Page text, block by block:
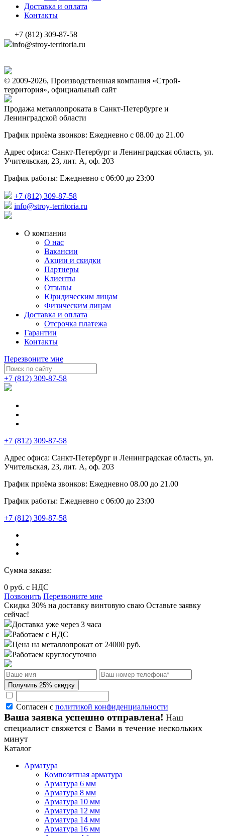
Доставка и оплата
Контакты
+7 (812) 309-87-58
info@stroy-territoria.ru
© 2009-2026, Производственная компания «Строй-
территория», официальный сайт
Продажа металлопроката в Санкт-Петербурге и
Ленинградской области
График приёма звонков: Ежедневно с 08.00 до 21.00
Адрес офиса: Санкт-Петербург и Ленинградская область, ул.
Учительская, 23, лит. А, оф. 203
График работы: Ежедневно с 06:00 до 23:00
+7 (812) 309-87-58
info@stroy-territoria.ru
О компании
О нас
Вакансии
Акции и скидки
Партнеры
Клиенты
Отзывы
Юридическим лицам
Физическим лицам
Доставка и оплата
Отсрочка платежа
Гарантии
Контакты
Перезвоните мне
+7 (812) 309-87-58
+7 (812) 309-87-58
Адрес офиса: Санкт-Петербург и Ленинградская область, ул.
Учительская, 23, лит. А, оф. 203
График приёма звонков: Ежедневно 08.00 до 21.00
График работы: Ежедневно с 06:00 до 23:00
+7 (812) 309-87-58
Сумма заказа:
0 руб. с НДС
Позвонить Перезвоните мне
Cкидка 30% на доставку винтовую сваю Оставьте заявку
сейчас!
Доставка уже через 3 часа
Работаем с НДС
Цена на металлопрокат от 24000 руб.
Работаем круглосуточно
Согласен с политикой конфиденциальности
Ваша заявка успешно отправлена! Наш
специалист свяжется с Вами в течение нескольких
минут
Каталог
Арматура
Композитная арматура
Арматура 6 мм
Арматура 8 мм
Арматура 10 мм
Арматура 12 мм
Арматура 14 мм
Арматура 16 мм